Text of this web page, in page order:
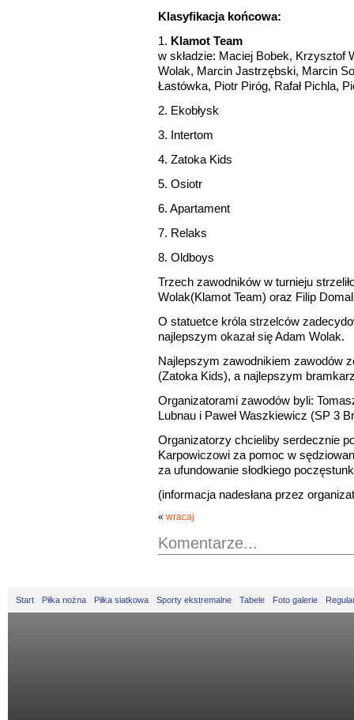
Klasyfikacja końcowa:
1. Klamot Team
w składzie: Maciej Bobek, Krzysztof
Wolak, Marcin Jastrzębski, Marcin
Łastówka, Piotr Piróg, Rafał Pichla,
2. Ekobłysk
3. Intertom
4. Zatoka Kids
5. Osiotr
6. Apartament
7. Relaks
8. Oldboys
Trzech zawodników w turnieju
Wolak(Klamot Team) oraz Filip
O statuetce króla strzelców
najlepszym okazał się Adam Wolak.
Najlepszym zawodnikiem zawodów
(Zatoka Kids), a najlepszym
Organizatorami zawodów byli:
Lubnau i Paweł Waszkiewicz (SP 3
Organizatorzy chcieliby serdecznie
Karpowiczowi za pomoc w
za ufundowanie słodkiego
(informacja nadesłana przez
« wracaj
Komentarze...
Start Piłka nożna Piłka siatkowa Sporty ekstremalne Tabele Foto galerie